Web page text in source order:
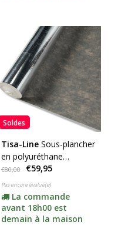
Soldes
Tisa-Line Sous-plancher
en polyuréthane
premium 2,0 mm
(rouleau de 10 m2)
€80,00 €59,95
Pas encore évalué(e)
La commande
avant 18h00 est
demain à la maison